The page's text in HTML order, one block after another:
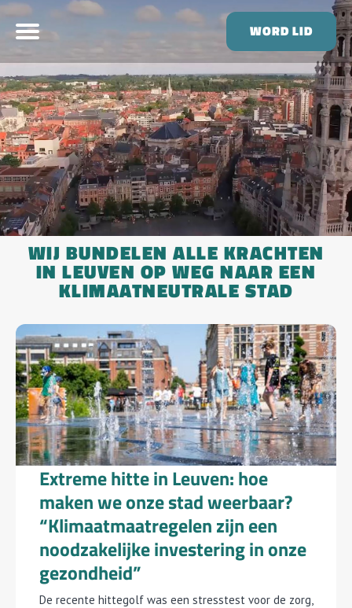
WORD LID
WIJ BUNDELEN ALLE KRACHTEN
IN LEUVEN OP WEG NAAR EEN
KLIMAATNEUTRALE STAD
Extreme hitte in Leuven: hoe
maken we onze stad weerbaar?
“Klimaatmaatregelen zijn een
noodzakelijke investering in onze
gezondheid”
De recente hittegolf was een stresstest voor de zorg,